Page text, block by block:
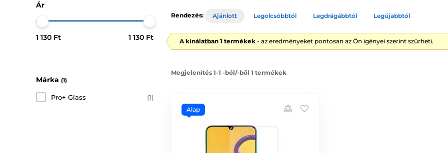
Ár
1 130 Ft 1 130 Ft
Márka (1)
Pro+ Glass (1)
Rendezés: Ajánlott Legolcsóbbtól Legdrágábbtól Legújabbtól
A kínálatban 1 termékek - az eredményeket pontosan az Ön igényei szerint szűrheti.
Megjelenítés 1-1 -ból/-ből 1 termékek
Alap